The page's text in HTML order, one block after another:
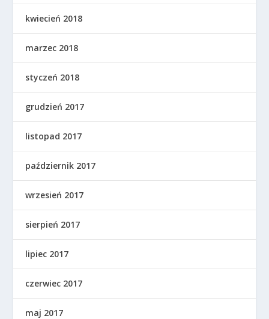
kwiecień 2018
marzec 2018
styczeń 2018
grudzień 2017
listopad 2017
październik 2017
wrzesień 2017
sierpień 2017
lipiec 2017
czerwiec 2017
maj 2017